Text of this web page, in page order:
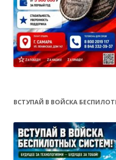
ВСТУПАЙ В ВОЙСКА